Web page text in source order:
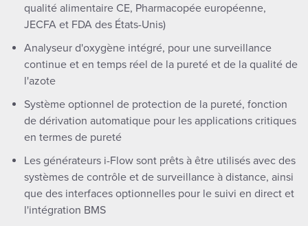
qualité alimentaire CE, Pharmacopée européenne,
JECFA et FDA des États-Unis)
Analyseur d'oxygène intégré, pour une surveillance
continue et en temps réel de la pureté et de la qualité de
l'azote
Système optionnel de protection de la pureté, fonction
de dérivation automatique pour les applications critiques
en termes de pureté
Les générateurs i-Flow sont prêts à être utilisés avec des
systèmes de contrôle et de surveillance à distance, ainsi
que des interfaces optionnelles pour le suivi en direct et
l'intégration BMS